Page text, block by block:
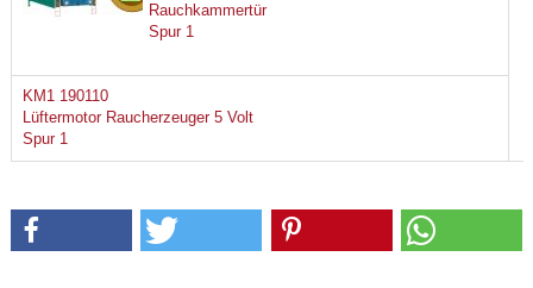
Rauchkammertür
Spur 1
KM1 190110
Lüftermotor Raucherzeuger 5 Volt
Spur 1